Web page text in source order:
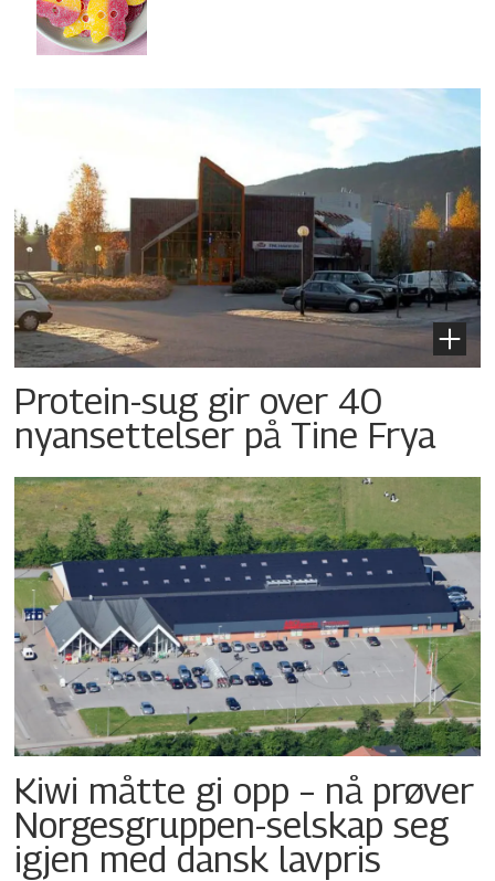
Protein-sug gir over 40
nyansettelser på Tine Frya
Kiwi måtte gi opp – nå prøver
Norgesgruppen-selskap seg
igjen med dansk lavpris